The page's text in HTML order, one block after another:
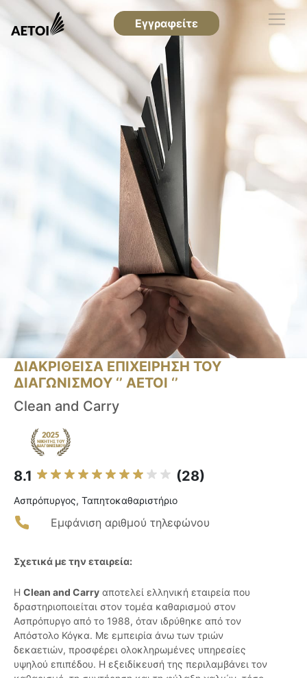
Εγγραφείτε
ΔΙΑΚΡΙΘΕΙΣΑ ΕΠΙΧΕΙΡΗΣΗ ΤΟΥ
ΔΙΑΓΩΝΙΣΜΟΥ ‘’ ΑΕΤΟΙ ‘’
Clean and Carry
8.1 (28)
Ασπρόπυργος, Ταπητοκαθαριστήριο
Εμφάνιση αριθμού τηλεφώνου
Σχετικά με την εταιρεία:
Η Clean and Carry αποτελεί ελληνική εταιρεία που
δραστηριοποιείται στον τομέα καθαρισμού στον
Ασπρόπυργο από το 1988, όταν ιδρύθηκε από τον
Απόστολο Κόγκα. Με εμπειρία άνω των τριών
δεκαετιών, προσφέρει ολοκληρωμένες υπηρεσίες
υψηλού επιπέδου. Η εξειδίκευσή της περιλαμβάνει τον